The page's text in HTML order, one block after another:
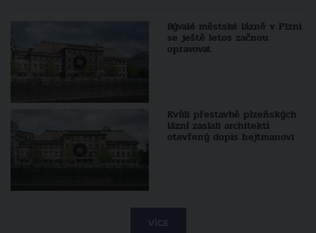
Bývalé městské lázně v Plzni
se ještě letos začnou
opravovat
Kvůli přestavbě plzeňských
lázní zaslali architekti
otevřený dopis hejtmanovi
VÍCE